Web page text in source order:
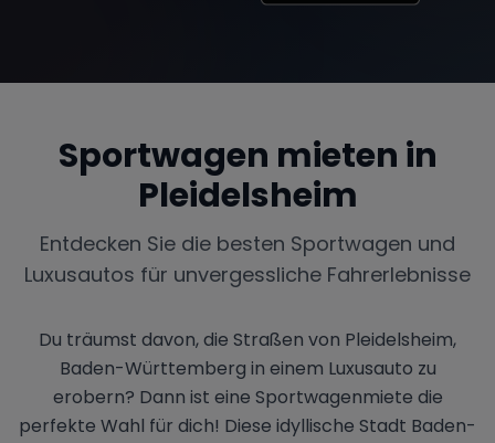
Sportwagen mieten in
Pleidelsheim
Entdecken Sie die besten Sportwagen und
Luxusautos für unvergessliche Fahrerlebnisse
Du träumst davon, die Straßen von Pleidelsheim,
Baden-Württemberg in einem Luxusauto zu
erobern? Dann ist eine Sportwagenmiete die
perfekte Wahl für dich! Diese idyllische Stadt Baden-